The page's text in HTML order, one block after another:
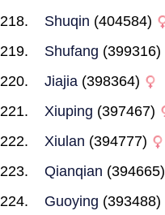
Shuqin (404584)
Shufang (399316)
Jiajia (398364)
Xiuping (397467)
Xiulan (394777)
Qianqian (394665)
Guoying (393488)